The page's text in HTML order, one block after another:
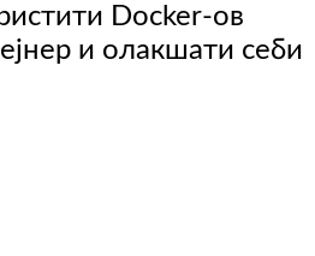
Docker-ов
и олакшати себи